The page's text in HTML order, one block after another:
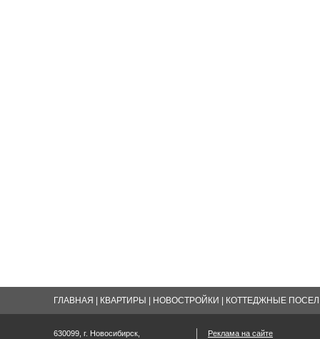
ГЛАВНАЯ КВАРТИРЫ НОВОСТРОЙКИ КОТТЕДЖНЫЕ
630099, г. Новосибирск,
Реклама на сайте